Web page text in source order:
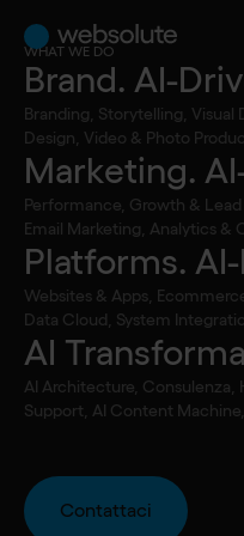
WHAT WE DO
Brand. AI-
Branding, Storytelling, Visual
Design, Video & Photo
Marketing.
Performance, Growth & Lead
Email Marketing, Analytics &
Platforms.
Websites & Apps,
Data Cloud, System
AI
AI Architecture, Consulenza,
Support, AI Content
Contattaci
Artificial Intelligence Podcast
AI
dietro
e